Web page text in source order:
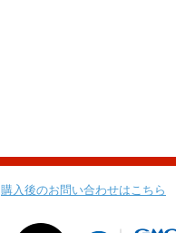
購入後のお問い合わせはこちら